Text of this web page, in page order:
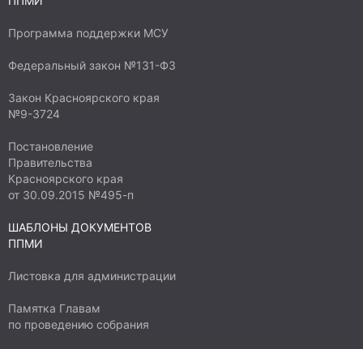
передвижения и будет способствовать
воспитанию эстетического вкуса,
жителей за своё село и желание изменить его
облик.
Программа поддержки МСУ
Федеральный закон №131-ФЗ
Закон Красноярского края
№9-3724
Постановление
Правительства
Красноярского края
от 30.09.2015 №495-п
ШАБЛОНЫ ДОКУМЕНТОВ
ППМИ
Листовка для администрации
Памятка Главам
по проведению собрания